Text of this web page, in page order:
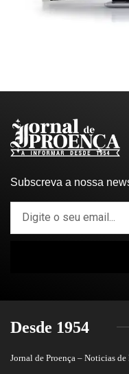
Subscreva a nossa
Desde 1954
Jornal de Proença – Noticias